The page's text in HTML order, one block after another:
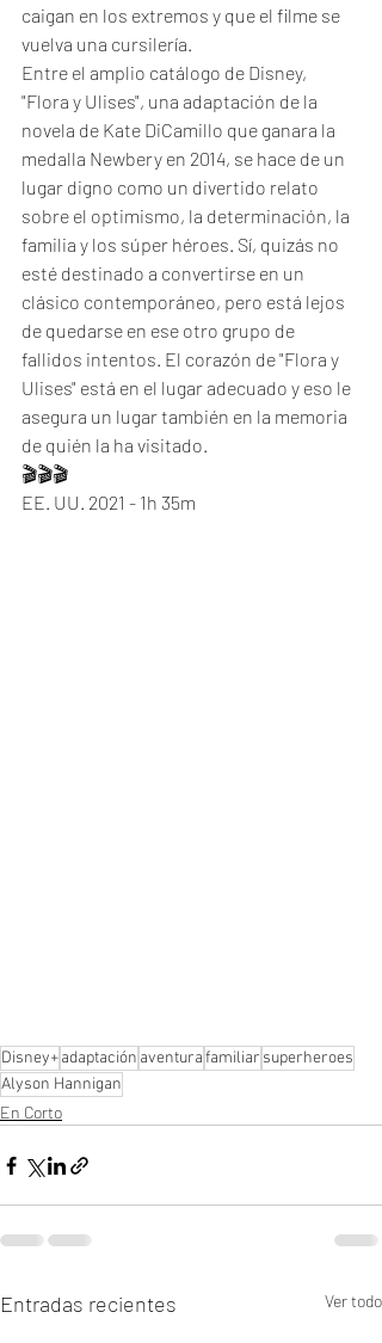
caigan en los extremos y que el filme se
vuelva una cursilería.
Entre el amplio catálogo de Disney,
"Flora y Ulises", una adaptación de la
novela de Kate DiCamillo que ganara la
medalla Newbery en 2014, se hace de un
lugar digno como un divertido relato
sobre el optimismo, la determinación, la
familia y los súper héroes. Sí, quizás no
esté destinado a convertirse en un
clásico contemporáneo, pero está lejos
de quedarse en ese otro grupo de
fallidos intentos. El corazón de "Flora y
Ulises" está en el lugar adecuado y eso le
asegura un lugar también en la memoria
de quién la ha visitado.
🎬🎬🎬
EE. UU. 2021 - 1h 35m
Disney+adaptación aventurafamiliar superheroes
Alyson Hannigan
En Corto
Entradas recientes Ver todo